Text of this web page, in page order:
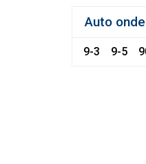
Auto
9-3 9-5